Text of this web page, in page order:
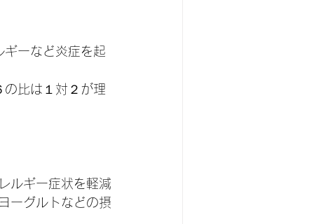
ーなど炎症を起
比は１対２が理
ルギー症状を軽減
ーグルトなどの摂